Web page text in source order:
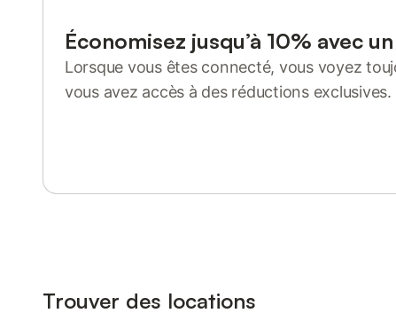
Économisez jusqu’à 10% avec
Lorsque vous êtes connecté, vous voyez
vous avez accès à des réductions exclusives.
Trouver des locations